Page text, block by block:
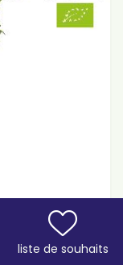
liste de souhaits